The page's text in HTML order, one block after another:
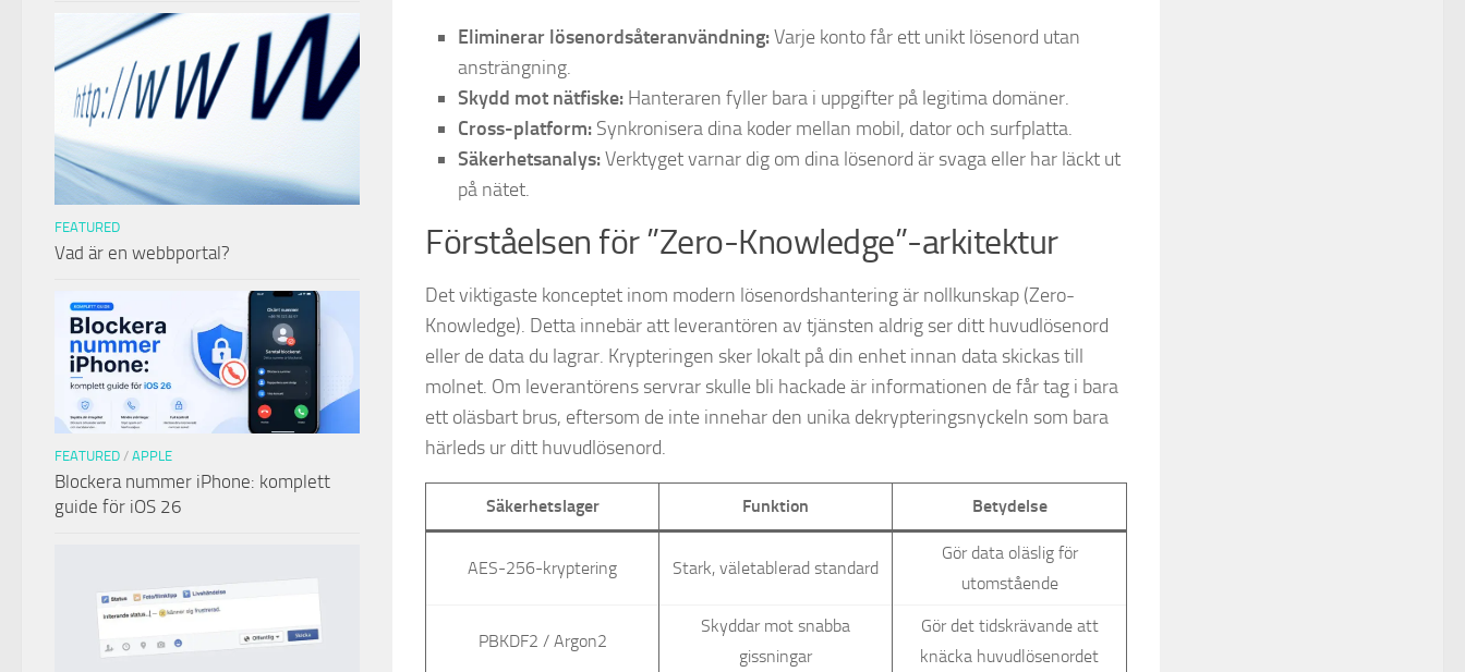
Eliminerar lösenordsåteranvändning:Varje konto får ett unikt lösenord utan
ansträngning.
Skydd mot nätfiske: Hanteraren fyller bara i uppgifter på legitima domäner.
Cross-platform: Synkronisera dina koder mellan mobil, dator och surfplatta.
Säkerhetsanalys:Verktyget varnar dig om dina lösenord är svaga eller har läckt ut
på nätet.
Förståelsen för ”Zero-Knowledge”-arkitektur
Det viktigaste konceptet inom modern lösenordshantering är nollkunskap (Zero-
Knowledge). Detta innebär att leverantören av tjänsten aldrig ser ditt huvudlösenord
eller de data du lagrar. Krypteringen sker lokalt på din enhet innan data skickas till
molnet. Om leverantörens servrar skulle bli hackade är informationen de får tag i bara
ett oläsbart brus, eftersom de inte innehar den unika dekrypteringsnyckeln som bara
härleds ur ditt huvudlösenord.
Säkerhetslager Funktion Betydelse
AES-256-kryptering Stark, väletablerad standard
Gör data oläslig för
utomstående
PBKDF2 / Argon2
Skyddar mot snabba
gissningar
Gör det tidskrävande att
knäcka huvudlösenordet
FEATURED
Vad är en webbportal?
FEATURED / APPLE
Blockera nummer iPhone: komplett
guide för iOS 26